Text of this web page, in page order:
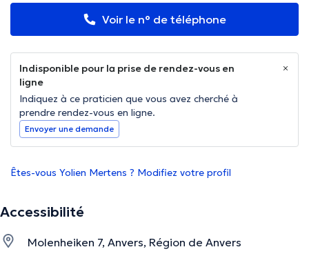
Voir le n° de téléphone
Indisponible pour la prise de rendez-vous en
ligne
Indiquez à ce praticien que vous avez cherché à
prendre rendez-vous en ligne.
Envoyer une demande
Êtes-vous Yolien Mertens ? Modifiez votre profil
Accessibilité
Molenheiken 7, Anvers, Région de Anvers